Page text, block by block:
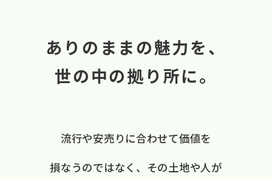
ありのままの魅力を、
世の中の拠り所に。
流行や​安売りに​合わせて​価値を​
損なうのではなく、 ​その​土地や​人が​